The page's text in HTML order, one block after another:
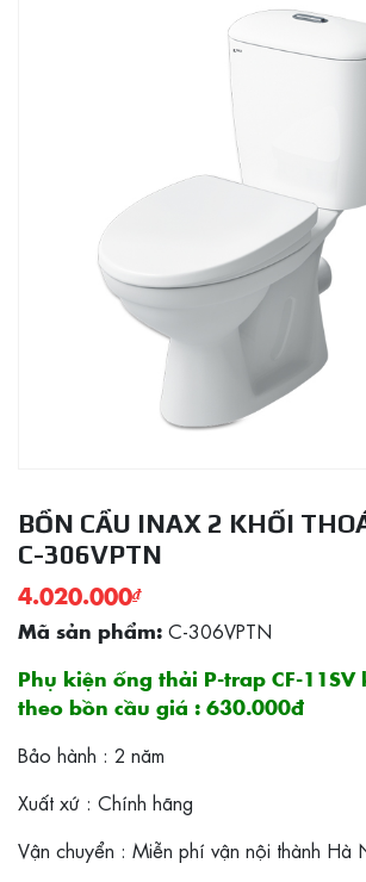
BỒN CẦU INAX 2 KHỐI
C-306VPTN
4.020.000₫
Mã sản phẩm: C-306VPTN
Phụ kiện ống thải P-trap CF-
theo bồn cầu giá : 630.000đ
Bảo hành : 2 năm
Xuất xứ : Chính hãng
Vận chuyển : Miễn phí vận nội thành Hà